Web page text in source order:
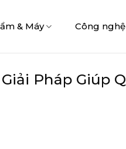
& Máy Công
Pháp Giúp